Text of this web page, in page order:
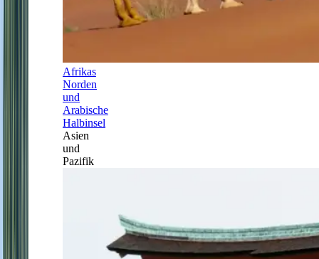
Afrikas
Norden
und
Arabische
Halbinsel
Asien
und
Pazifik